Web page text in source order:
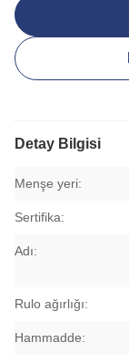
Detay Bilgisi
Menşe yeri:
Sertifika:
Adı:
Rulo ağırlığı:
Hammadde: